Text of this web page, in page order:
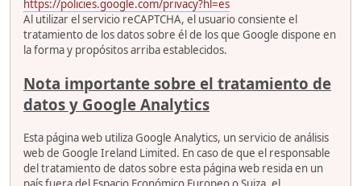
https://policies.google.com/privacy?hl=es
Al utilizar el servicio reCAPTCHA, el usuario consiente el
tratamiento de los datos sobre él de los que Google dispone en
la forma y propósitos arriba establecidos.
Nota importante sobre el tratamiento de
datos y Google Analytics
Esta página web utiliza Google Analytics, un servicio de análisis
web de Google Ireland Limited. En caso de que el responsable
del tratamiento de datos sobre esta página web resida en un